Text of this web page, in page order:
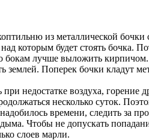
из металлической
которым будет стоять бочка.
лучше выложить
Поперек бочки кладут
недостатке воздуха,
несколько суток.
времени, следить за
Чтобы не допускать
слоев марли.